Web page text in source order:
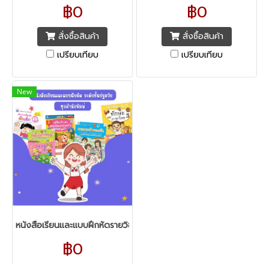
฿0
สั่งซื้อสินค้า
เปรียบเทียบ
฿0
สั่งซื้อสินค้า
เปรียบเทียบ
New
หนังสือเรียนและแบบฝึกหัดรายวิชาพื้นฐาน ระดับชั้นปฐมวัย ทุกสำนักพิ
฿0